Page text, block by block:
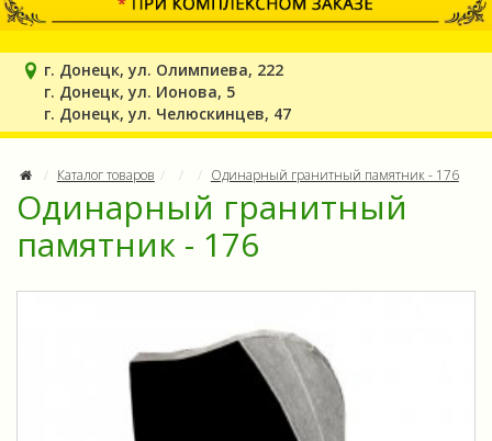
г. Донецк, ул. Олимпиева, 222
г. Донецк, ул. Ионова, 5
г. Донецк, ул. Челюскинцев, 47
Каталог товаров Одинарный гранитный памятник - 176
Одинарный гранитный
памятник - 176